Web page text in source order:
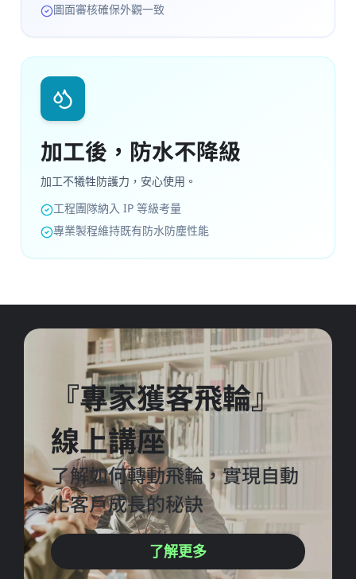
圖面審核確保外觀一致
加工後，防水不降級
加工不犧牲防護力，安心使用。
工程團隊納入 IP 等級考量
專業製程維持既有防水防塵性能
『專家獲客飛輪』
線上講座
了解如何轉動飛輪，實現自動
化客戶成長的秘訣
了解更多